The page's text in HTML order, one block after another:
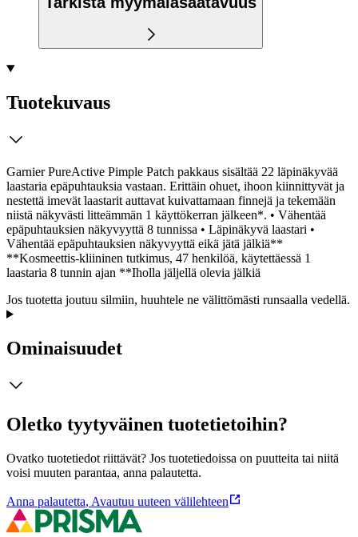
Tuotekuvaus
Garnier PureActive Pimple Patch pakkaus sisältää 22 läpinäkyvää
laastaria epäpuhtauksia vastaan. Erittäin ohuet, ihoon kiinnittyvät ja
nestettä imevät laastarit auttavat kuivattamaan finnejä ja tekemään
niistä näkyvästi litteämmän 1 käyttökerran jälkeen*. • Vähentää
epäpuhtauksien näkyvyyttä 8 tunnissa • Läpinäkyvä laastari •
Vähentää epäpuhtauksien näkyvyyttä eikä jätä jälkiä**
**Kosmeettis-kliininen tutkimus, 47 henkilöä, käytettäessä 1
laastaria 8 tunnin ajan **Iholla jäljellä olevia jälkiä
Jos tuotetta joutuu silmiin, huuhtele ne välittömästi runsaalla vedellä.
Ominaisuudet
Oletko tyytyväinen tuotetietoihin?
Ovatko tuotetiedot riittävät? Jos tuotetiedoissa on puutteita tai niitä
voisi muuten parantaa, anna palautetta.
Anna palautetta, Avautuu uuteen välilehteen